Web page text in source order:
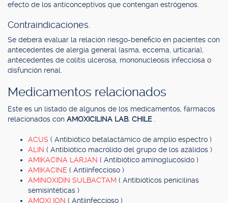
efecto de los anticonceptivos que contengan estrógenos.
Contraindicaciones.
Se deberá evaluar la relación riesgo-beneficio en pacientes con
antecedentes de alergia general (asma, eccema, urticaria),
antecedentes de colitis ulcerosa, mononucleosis infecciosa o
disfunción renal.
Medicamentos relacionados
Este es un listado de algunos de los medicamentos, fármacos
relacionados con AMOXICILINA LAB. CHILE
ACUS ( Antibiótico betalactámico de amplio espectro )
ALIN ( Antibiótico macrólido del grupo de los azálidos )
AMIKACINA LARJAN ( Antibiótico aminoglucósido )
AMIKACINE ( Antiinfeccioso )
AMINOXIDIN SULBACTAM ( Antibióticos penicilinas
semisintéticas )
AMOXI ION ( Antiinfeccioso )